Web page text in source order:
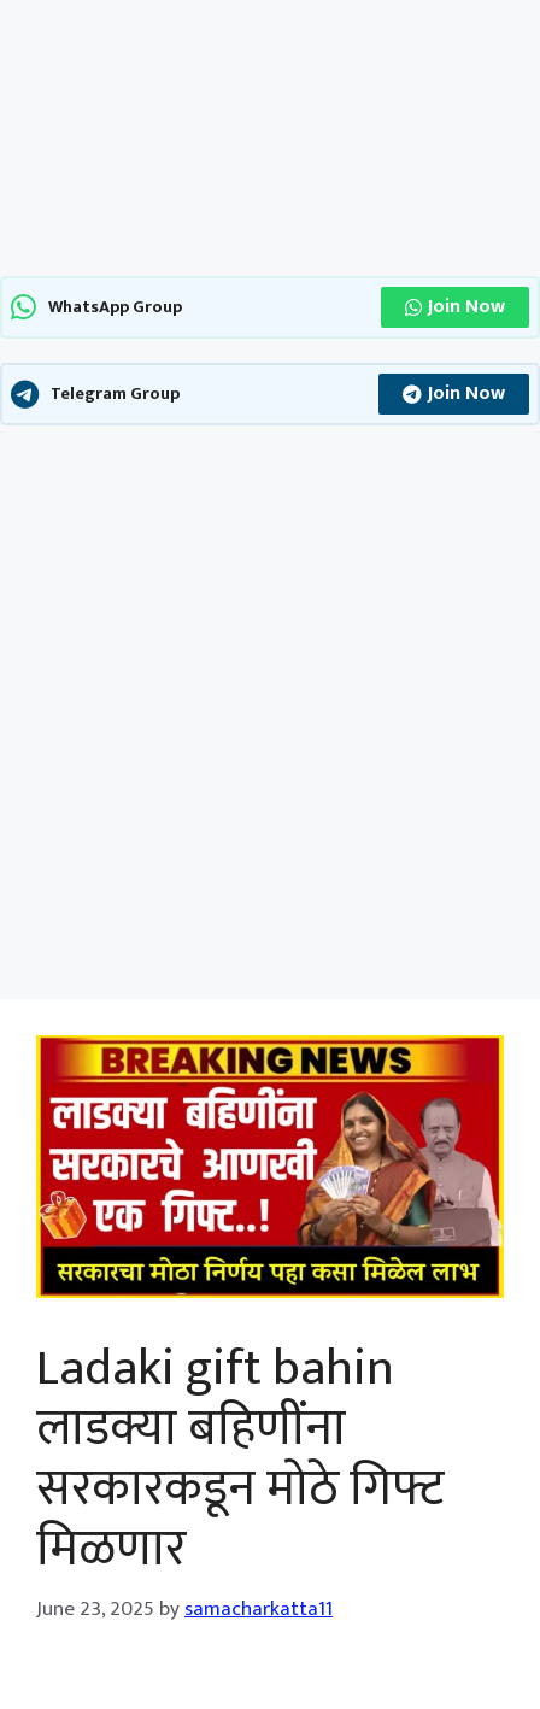
WhatsApp Group Join Now
Telegram Group Join Now
Ladaki gift bahin
लाडक्या बहिणींना
सरकारकडून मोठे गिफ्ट
मिळणार
June 23, 2025 bysamacharkatta11